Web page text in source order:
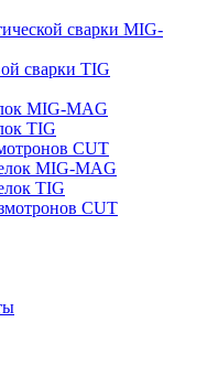
сварки MIG-
сварки TIG
MIG-MAG
TIG
CUT
MIG-MAG
TIG
CUT